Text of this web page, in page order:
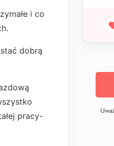
i co
dobrą
pracy-